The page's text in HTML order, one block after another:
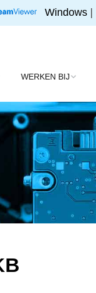
Windows
WERKEN BIJ
Vacatures
Open sollicitatie